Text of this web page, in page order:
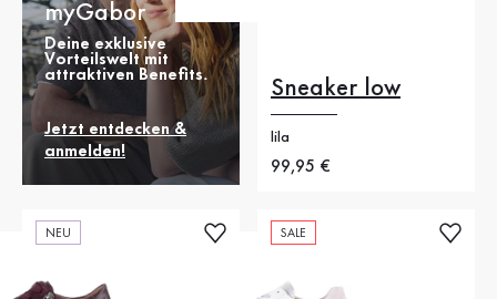
myGabor
Deine exklusive
Vorteilswelt mit
attraktiven Benefits.
Jetzt entdecken &
anmelden!
Sneaker low
lila
Neuer Preis
99,95 €
NEU SALE